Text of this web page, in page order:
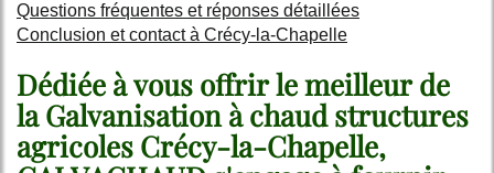
Questions fréquentes et réponses détaillées
Conclusion et contact à Crécy-la-Chapelle
Dédiée à vous offrir le meilleur de
laGalvanisation à chaud structures
agricoles Crécy-la-Chapelle,